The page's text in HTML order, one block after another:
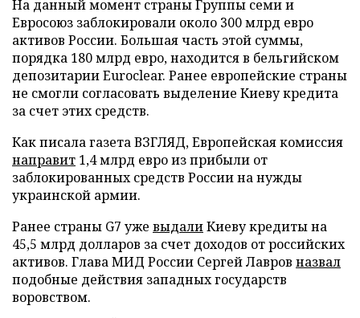
На данный момент страны Группы семи и
Евросоюз заблокировали около 300 млрд евро
активов России. Большая часть этой суммы,
порядка 180 млрд евро, находится в бельгийском
депозитарии Euroclear. Ранее европейские страны
не смогли согласовать выделение Киеву кредита
за счет этих средств.
Как писала газета ВЗГЛЯД, Европейская комиссия
направит 1,4 млрд евро из прибыли от
заблокированных средств России на нужды
украинской армии.
Ранее страны G7 уже выдалиКиеву кредиты на
45,5 млрд долларов за счет доходов от российских
активов. Глава МИД России Сергей Лавров назвал
подобные действия западных государств
воровством.